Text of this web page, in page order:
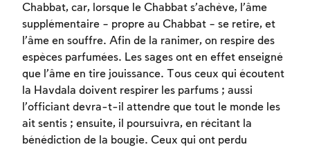
Chabbat, car, lorsque le Chabbat s’achève, l’âme
supplémentaire – propre au Chabbat – se retire, et
l’âme en souffre. Afin de la ranimer, on respire des
espèces parfumées. Les sages ont en effet enseigné
que l’âme en tire jouissance. Tous ceux qui écoutent
la Havdala doivent respirer les parfums ; aussi
l’officiant devra-t-il attendre que tout le monde les
ait sentis ; ensuite, il poursuivra, en récitant la
bénédiction de la bougie. Ceux qui ont perdu